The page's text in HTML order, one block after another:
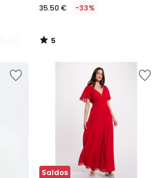
35.50 € -33%
5
/
Saldos